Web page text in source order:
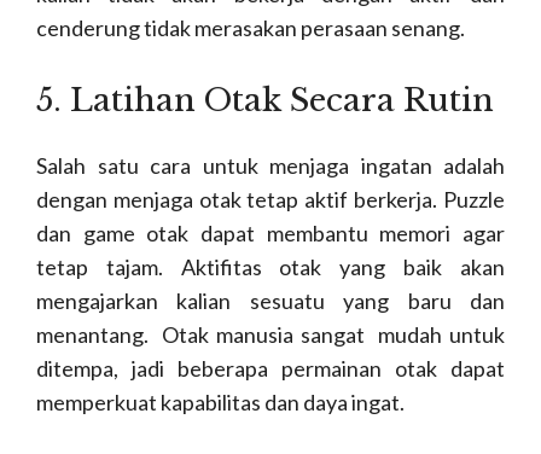
cenderung tidak merasakan perasaan senang.
5. Latihan Otak Secara Rutin
Salah satu cara untuk menjaga ingatan adalah
dengan menjaga otak tetap aktif berkerja. Puzzle
dan game otak dapat membantu memori agar
tetap tajam. Aktifitas otak yang baik akan
mengajarkan kalian sesuatu yang baru dan
menantang. Otak manusia sangat mudah untuk
ditempa, jadi beberapa permainan otak dapat
memperkuat kapabilitas dan daya ingat.